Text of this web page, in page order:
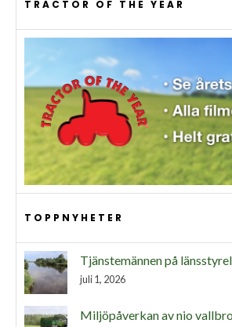
TRACTOR OF THE YEAR
TOPPNYHETER
Tjänstemännen på
juli 1, 2026
Miljöpåverkan av nio